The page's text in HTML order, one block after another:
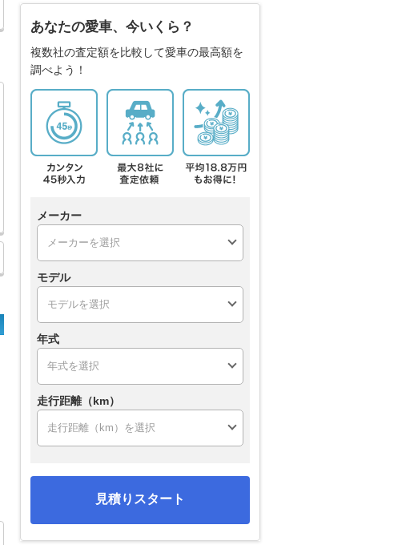
あなたの愛車、今いくら？
複数社の査定額を比較して愛車の最高額を
調べよう！
メーカー
モデル
年式
走行距離（km）
見積りスタート